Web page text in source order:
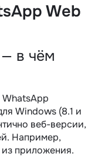
Web
в чём
WhatsApp
Windows (8.1 и
веб-версии,
Например,
приложения.